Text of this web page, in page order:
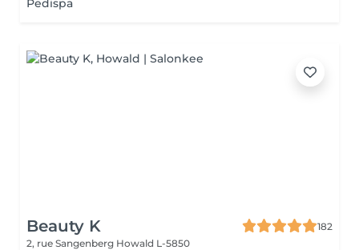
Pedispa
Beauty K
182
2, rue Sangenberg Howald L-5850